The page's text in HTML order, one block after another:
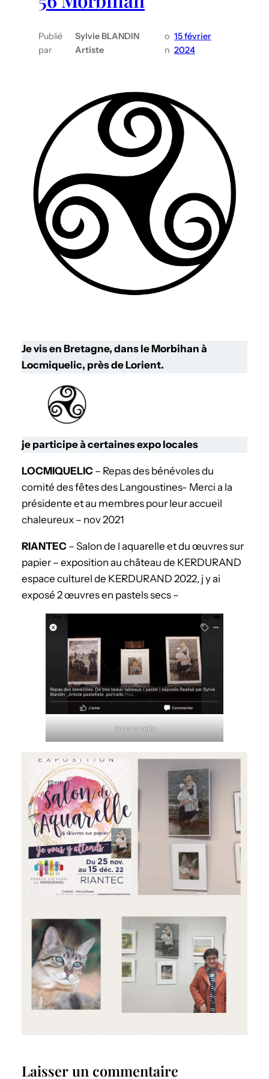
Publié
par
Sylvie BLANDIN
Artiste
o
n
15 février
2024
Je vis en Bretagne, dans le Morbihan à
Locmiquelic, près de Lorient.
je participe à certaines expo locales
LOCMIQUELIC – Repas des bénévoles du
comité des fêtes des Langoustines- Merci a la
présidente et au membres pour leur accueil
chaleureux – nov 2021
RIANTEC – Salon de l aquarelle et du œuvres sur
papier – exposition au château de KERDURAND
espace culturel de KERDURAND 2022, j y ai
exposé 2 œuvres en pastels secs –
locmiquelic
Laisser un commentaire